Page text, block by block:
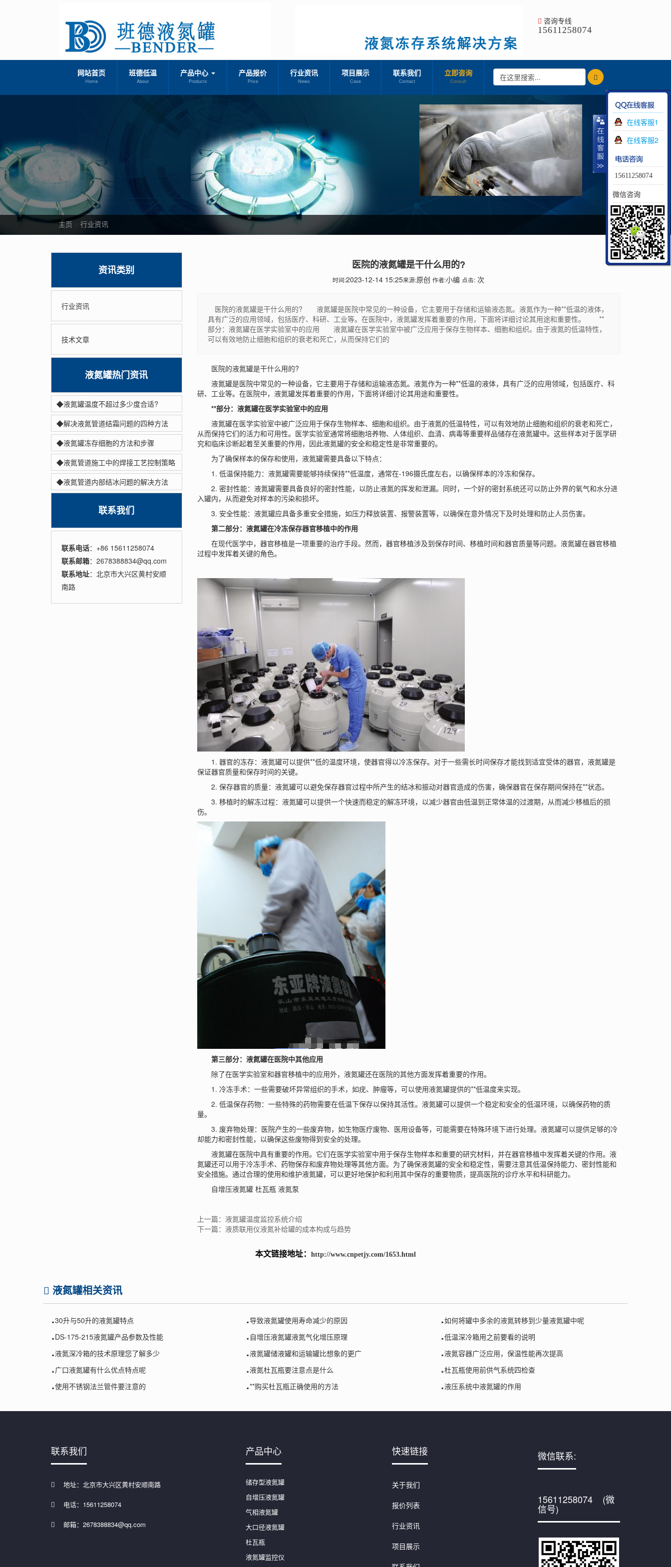
咨询专线
15611258074
网站首页
Home
班德低温
About
产品中心
Products
产品报价
Price
行业资讯
News
项目展示
Case
联系我们
Contact
立即咨询
Consult
主页 行业资讯
资讯类别
行业资讯
技术文章
液氮罐热门资讯
◆液氮罐温度不超过多少度合适?
◆解决液氮管道结霜问题的四种方法
◆液氮罐冻存细胞的方法和步骤
◆液氮管道施工中的焊接工艺控制策略
◆液氮管道内部结冰问题的解决方法
联系我们
联系电话：+86 15611258074
联系邮箱：2678388834@qq.com
联系地址：北京市大兴区黄村安顺
南路
医院的液氮罐是干什么用的?
时间:2023-12-14 15:25来源:原创作者:小编 点击: 次
医院的液氮罐是干什么用的? 液氮罐是医院中常见的一种设备，它主要用于存储和运输液态氮。液氮作为一种**低温的液体，
具有广泛的应用领域，包括医疗、科研、工业等。在医院中，液氮罐发挥着重要的作用，下面将详细讨论其用途和重要性。 **
部分：液氮罐在医学实验室中的应用 液氮罐在医学实验室中被广泛应用于保存生物样本、细胞和组织。由于液氮的低温特性，
可以有效地防止细胞和组织的衰老和死亡，从而保持它们的
医院的液氮罐是干什么用的?
液氮罐是医院中常见的一种设备，它主要用于存储和运输液态氮。液氮作为一种**低温的液体，具有广泛的应用领域，包括医疗、科
研、工业等。在医院中，液氮罐发挥着重要的作用，下面将详细讨论其用途和重要性。
**部分：液氮罐在医学实验室中的应用
液氮罐在医学实验室中被广泛应用于保存生物样本、细胞和组织。由于液氮的低温特性，可以有效地防止细胞和组织的衰老和死亡，
从而保持它们的活力和可用性。医学实验室通常将细胞培养物、人体组织、血清、病毒等重要样品储存在液氮罐中。这些样本对于医学研
究和临床诊断起着至关重要的作用，因此液氮罐的安全和稳定性是非常重要的。
为了确保样本的保存和使用，液氮罐需要具备以下特点：
1. 低温保持能力：液氮罐需要能够持续保持**低温度，通常在-196摄氏度左右，以确保样本的冷冻和保存。
2. 密封性能：液氮罐需要具备良好的密封性能，以防止液氮的挥发和泄漏。同时，一个好的密封系统还可以防止外界的氧气和水分进
入罐内，从而避免对样本的污染和损坏。
3. 安全性能：液氮罐应具备多重安全措施，如压力释放装置、报警装置等，以确保在意外情况下及时处理和防止人员伤害。
第二部分：液氮罐在冷冻保存器官移植中的作用
在现代医学中，器官移植是一项重要的治疗手段。然而，器官移植涉及到保存时间、移植时间和器官质量等问题。液氮罐在器官移植
过程中发挥着关键的角色。
1. 器官的冻存：液氮罐可以提供**低的温度环境，使器官得以冷冻保存。对于一些需长时间保存才能找到适宜受体的器官，液氮罐是
保证器官质量和保存时间的关键。
2. 保存器官的质量： 液氮罐可以避免保存器官过程中所产生的结冰和振动对器官造成的伤害，确保器官在保存期间保持在**状态。
3. 移植时的解冻过程：液氮罐可以提供一个快速而稳定的解冻环境，以减少器官由低温到正常体温的过渡期，从而减少移植后的损
伤。
第三部分：液氮罐在医院中其他应用
除了在医学实验室和器官移植中的应用外，液氮罐还在医院的其他方面发挥着重要的作用。
1. 冷冻手术：一些需要破坏异常组织的手术，如疣、肿瘤等，可以使用液氮罐提供的**低温度来实现。
2. 低温保存药物：一些特殊的药物需要在低温下保存以保持其活性。液氮罐可以提供一个稳定和安全的低温环境，以确保药物的质
量。
3. 废弃物处理：医院产生的一些废弃物，如生物医疗废物、医用设备等，可能需要在特殊环境下进行处理。液氮罐可以提供足够的冷
却能力和密封性能，以确保这些废物得到安全的处理。
液氮罐在医院中具有重要的作用。它们在医学实验室中用于保存生物样本和重要的研究材料，并在器官移植中发挥着关键的作用。液
氮罐还可以用于冷冻手术、药物保存和废弃物处理等其他方面。为了确保液氮罐的安全和稳定性，需要注意其低温保持能力、密封性能和
安全措施。通过合理的使用和维护液氮罐，可以更好地保护和利用其中保存的重要物质，提高医院的诊疗水平和科研能力。
自增压液氮罐 杜瓦瓶 液氮泵
上一篇：液氮罐温度监控系统介绍
下一篇：液质联用仪液氮补给罐的成本构成与趋势
本文链接地址： http://www.cnpetjy.com/1653.html
液氮罐相关资讯
.30升与50升的液氮罐特点 .导致液氮罐使用寿命减少的原因 .如何将罐中多余的液氮转移到少量液氮罐中呢
.DS-175-215液氮罐产品参数及性能 . 自增压液氮罐液氮气化增压原理 .低温深冷箱用之前要看的说明
.液氮深冷箱的技术原理您了解多少 .液氮罐储液罐和运输罐比想象的更广 .液氮容器广泛应用，保温性能再次提高
.广口液氮罐有什么优点特点呢 .液氮杜瓦瓶要注意点是什么 .杜瓦瓶使用前供气系统四检查
.使用不锈钢法兰管件要注意的 .**购买杜瓦瓶正确使用的方法 .液压系统中液氮罐的作用
联系我们
地址：北京市大兴区黄村安顺南路
电话：15611258074
邮箱：2678388834@qq.com
产品中心
储存型液氮罐
自增压液氮罐
气相液氮罐
大口径液氮罐
杜瓦瓶
液氮罐监控仪
快速链接
关于我们
报价列表
行业资讯
项目展示
微信联系:
15611258074 (微
信号)
在线客服1
在线客服2
15611258074
微信咨询